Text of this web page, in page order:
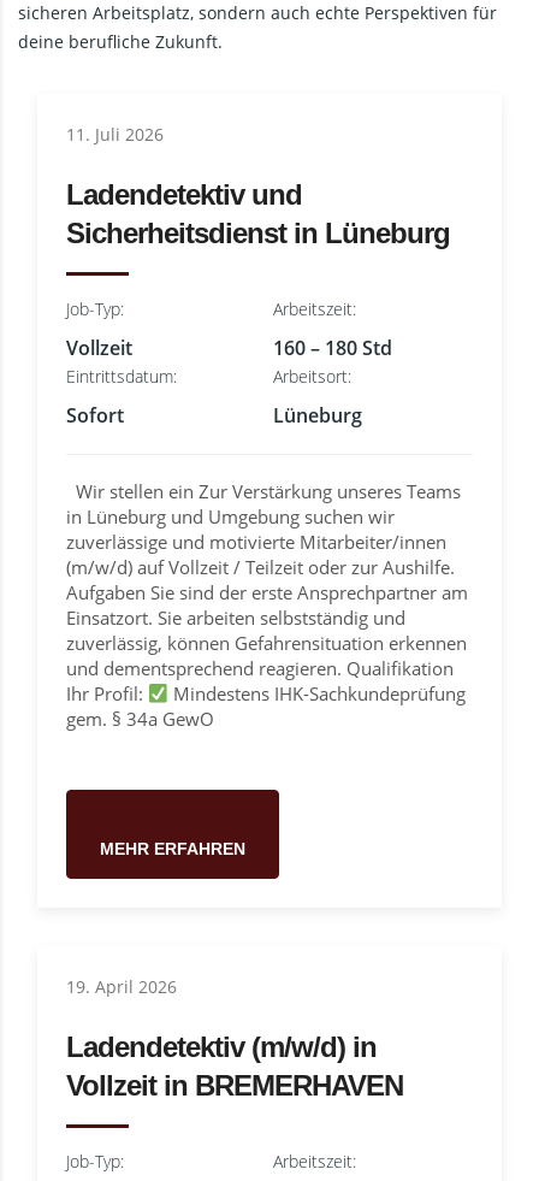
sicheren Arbeitsplatz, sondern auch echte Perspektiven für
deine berufliche Zukunft.
11. Juli 2026
Ladendetektiv und
Sicherheitsdienst in Lüneburg
Job-Typ:
Vollzeit
Arbeitszeit:
160 – 180 Std
Eintrittsdatum:
Sofort
Arbeitsort:
Lüneburg
Wir stellen ein Zur Verstärkung unseres Teams
in Lüneburg und Umgebung suchen wir
zuverlässige und motivierte Mitarbeiter/innen
(m/w/d) auf Vollzeit / Teilzeit oder zur Aushilfe.
Aufgaben Sie sind der erste Ansprechpartner am
Einsatzort. Sie arbeiten selbstständig und
zuverlässig, können Gefahrensituation erkennen
und dementsprechend reagieren. Qualifikation
Ihr Profil:
Mindestens IHK-Sachkundeprüfung
gem. § 34a GewO
MEHR ERFAHREN
19. April 2026
Ladendetektiv (m/w/d) in
Vollzeit in BREMERHAVEN
Job-Typ: Arbeitszeit: